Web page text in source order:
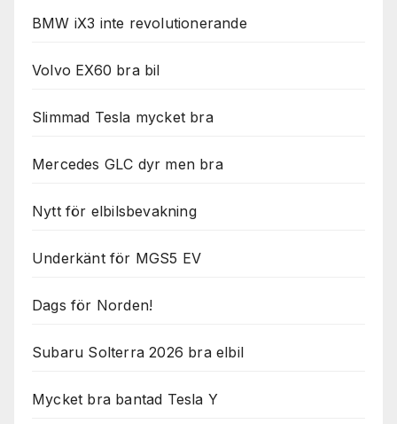
BMW iX3 inte revolutionerande
Volvo EX60 bra bil
Slimmad Tesla mycket bra
Mercedes GLC dyr men bra
Nytt för elbilsbevakning
Underkänt för MGS5 EV
Dags för Norden!
Subaru Solterra 2026 bra elbil
Mycket bra bantad Tesla Y